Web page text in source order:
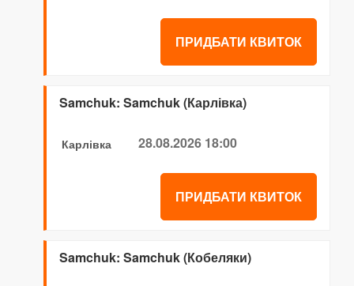
ПРИДБАТИ КВИТОК
Samchuk: Samchuk (Карлівка)
Карлівка 28.08.2026 18:00
ПРИДБАТИ КВИТОК
Samchuk: Samchuk (Кобеляки)